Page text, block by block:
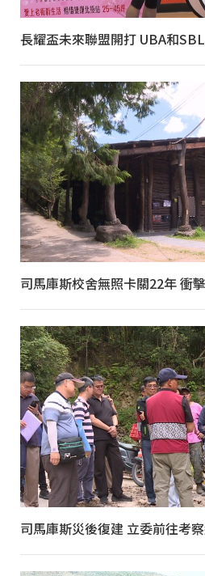
長耀盃未來聯盟開打 UBA和
司馬庫斯校舍無照卡關22年 衝
司馬庫斯災後復建 立委前往考